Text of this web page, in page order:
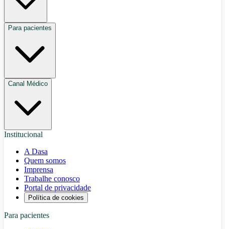
Para pacientes
Canal Médico
Institucional
A Dasa
Quem somos
Imprensa
Trabalhe conosco
Portal de privacidade
Política de cookies
Para pacientes